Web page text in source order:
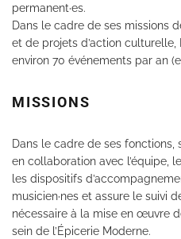
permanent·es.
Dans le cadre de ses missions
et de projets d’action culturelle,
environ 70 événements par an
MISSIONS
Dans le cadre de ses fonctions,
en collaboration avec l’équipe,
les dispositifs
musicien·nes et assure le suivi
nécessaire à la mise en œuvre
sein de l’Épicerie Moderne.